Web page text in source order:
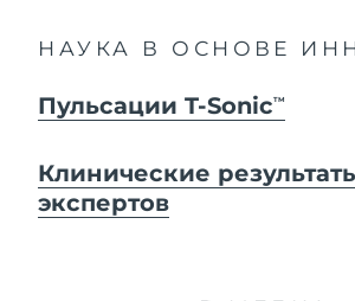
НАУКА В ОСНОВЕ
Пульсации T-SonicTM
Клинические
экспертов